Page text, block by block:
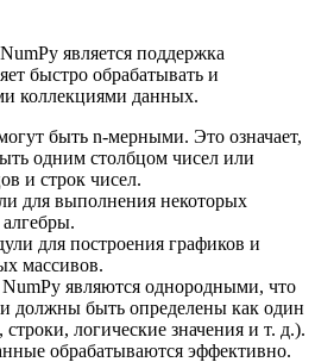
является поддержка
быстро обрабатывать и
коллекциями данных.
быть n-мерными. Это означает,
одним столбцом чисел или
и строк чисел.
для выполнения некоторых
для построения графиков и
массивов.
являются однородными, что
должны быть определены как один
логические значения и т. д.).
обрабатываются эффективно.